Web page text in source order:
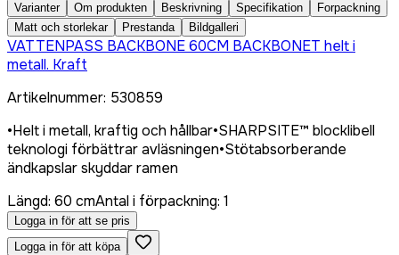
Varianter
Om produkten Beskrivning Specifikation
Forpackning
Matt och storlekar
Prestanda Bildgalleri
VATTENPASS BACKBONE 60CM BACKBONET helt i
metall. Kraft
Artikelnummer: 530859
•Helt i metall, kraftig och hållbar•SHARPSITE™ blocklibell
teknologi förbättrar avläsningen•Stötabsorberande
ändkapslar skyddar ramen
Längd: 60 cmAntal i förpackning: 1
Logga in för att se pris
Logga in för att köpa